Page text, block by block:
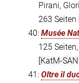
Pirani,
263 Seiten
40: Musée
125
[KatM-
41: Oltre il